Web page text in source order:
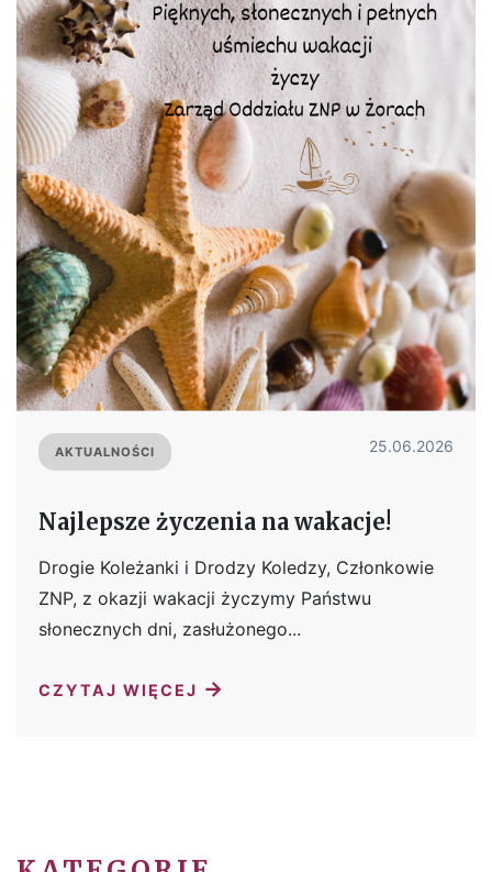
AKTUALNOŚCI 25.06.2026
Najlepsze życzenia na wakacje!
Drogie Koleżanki i Drodzy Koledzy, Członkowie
ZNP, z okazji wakacji życzymy Państwu
słonecznych dni, zasłużonego...
CZYTAJ WIĘCEJ →